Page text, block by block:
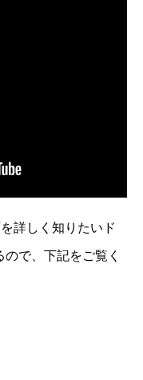
詳しく知りたいド
で、下記をご覧く